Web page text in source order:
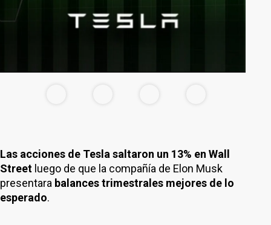
Las acciones de Tesla saltaron un 13% en Wall
Street luego de que la compañía de Elon Musk
presentara balances trimestrales mejores de lo
esperado.